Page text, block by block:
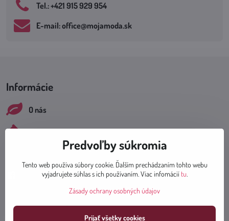
Tel​.: +421 915 929 954
E-mail: office​@mojamoda​.sk
Informácie
O nás
Predvoľby súkromia
Tento web používa súbory cookie. Ďalším prechádzaním tohto webu
vyjadrujete súhlas s ich používaním. Viac infomáciítu.
Zásady ochrany osobných údajov
Prijať všetky cookies